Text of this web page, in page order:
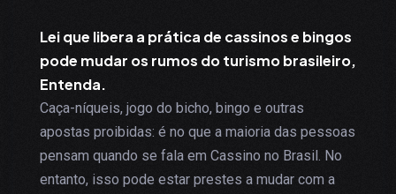
Lei que libera a prática de cassinos e bingos
pode mudar os rumos do turismo brasileiro,
Entenda.
Caça-níqueis, jogo do bicho, bingo e outras
apostas proibidas: é no que a maioria das pessoas
pensam quando se fala em Cassino no Brasil. No
entanto, isso pode estar prestes a mudar com a